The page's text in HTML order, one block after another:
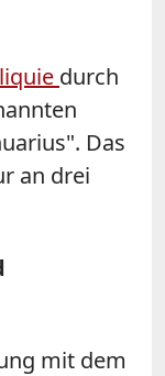
durch
Das
an drei
mit dem